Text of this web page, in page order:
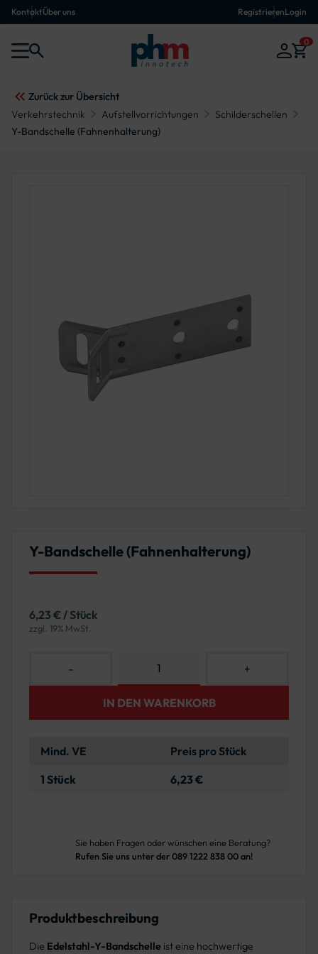
KontaktÜber uns RegistrierenLogin
0
Zurück zur Übersicht
Verkehrstechnik
Aufstellvorrichtungen
Schilderschellen
Y-Bandschelle (Fahnenhalterung)
Y-Bandschelle (Fahnenhalterung)
6,23 € / Stück
zzgl. 19% MwSt.
- +
IN DEN WARENKORB
Mind. VE
Preis pro Stück
1 Stück
6,23 €
Sie haben Fragen oder wünschen eine Beratung?
Rufen Sie uns unter der 089 1222 838 00 an!
Produktbeschreibung
Die Edelstahl-Y-Bandschelle ist eine hochwertige